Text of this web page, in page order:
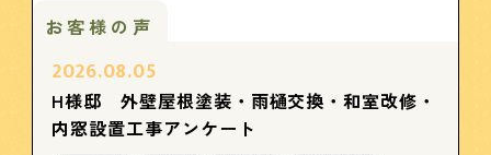
お客様の声
2026.08.05
H様邸 外壁屋根塗装・雨樋交換・和室改修・
内窓設置工事アンケート